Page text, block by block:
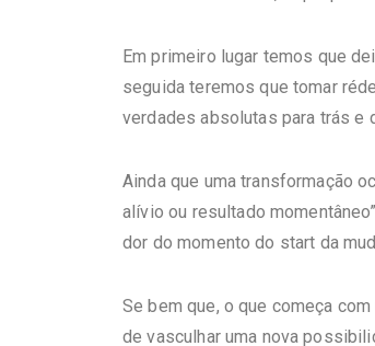
Em primeiro lugar temos que
seguida teremos que tomar
verdades absolutas para trás e
Ainda que uma transformação
alívio ou resultado
dor do momento do start da
Se bem que, o que começa
de vasculhar uma nova